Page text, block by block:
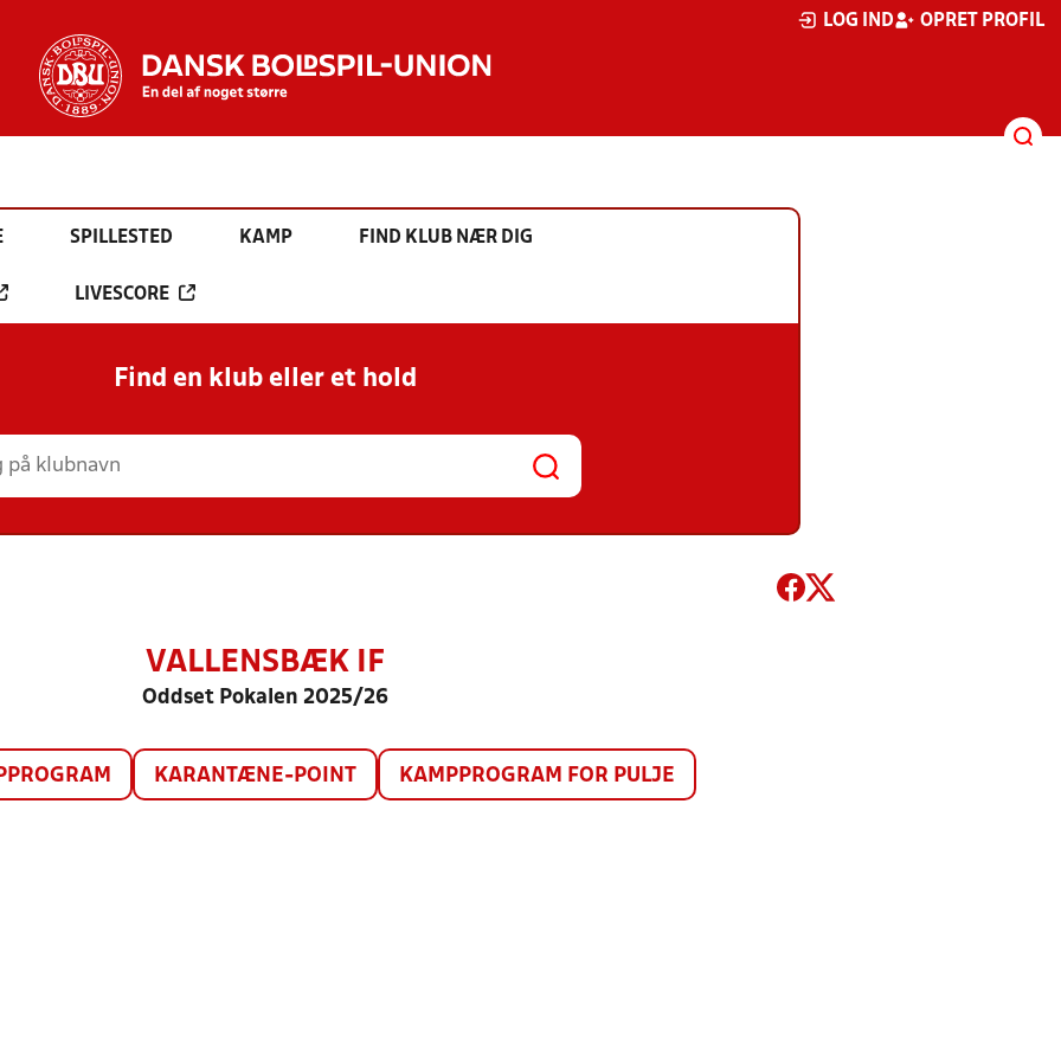
LOG IND OPRET PROFIL
SPILLESTED KAMP FIND KLUB NÆR DIG
LIVESCORE
Find en klub eller et hold
VALLENSBÆK IF
Oddset Pokalen 2025/26
KARANTÆNE-POINT KAMPPROGRAM FOR PULJE